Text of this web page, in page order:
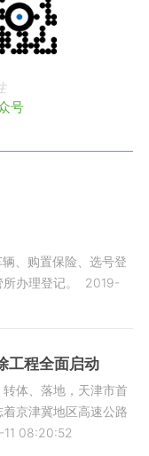
号
、购置保险、选号登
办理登记。
2019-
工程全面启动
体、落地，天津市首
京津冀地区高速公路
08:20:52